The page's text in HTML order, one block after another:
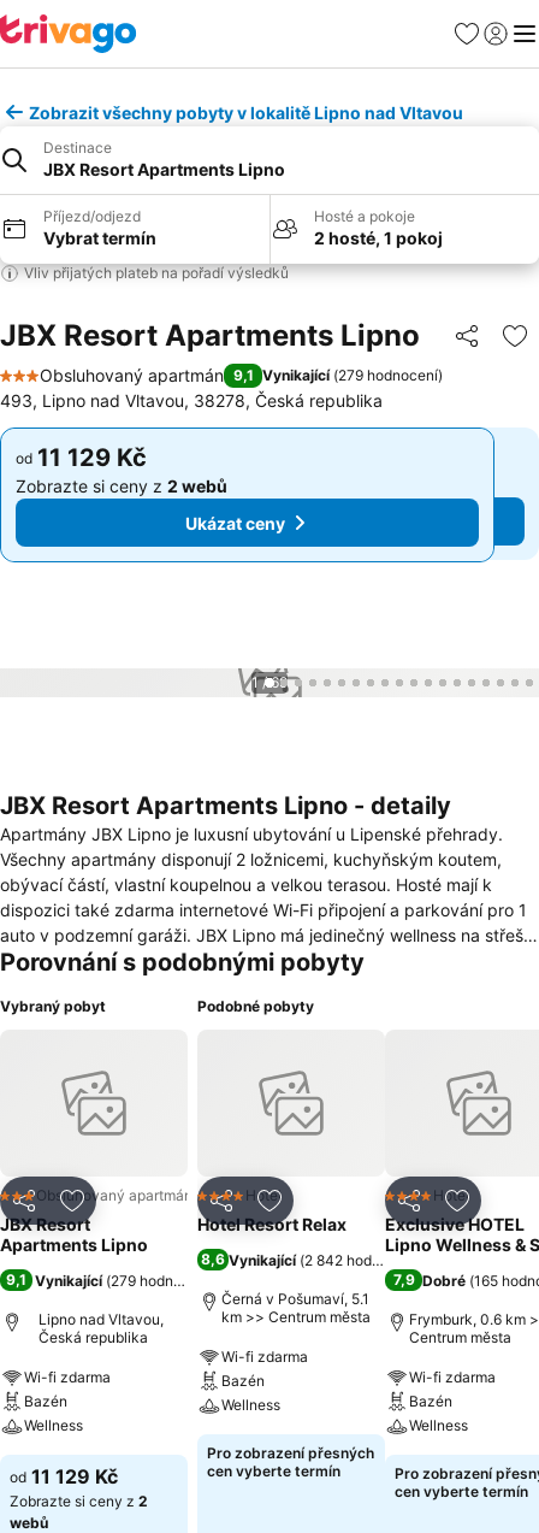
Oblíbené
Zobrazit všechny pobyty v lokalitě Lipno nad Vltavou
Destinace
JBX Resort Apartments Lipno
Příjezd/odjezd
Vybrat termín
Hosté a pokoje
2 hosté, 1 pokoj
Vliv přijatých plateb na pořadí výsledků
JBX Resort Apartments Lipno Sdílet
3 Počet hvězdiček
Obsluhovaný apartmán 9,1 Vynikající (279 hodnocení)
493, Lipno nad Vltavou, 38278, Česká republika
od 11 129 Kč
Zobrazte si ceny z 2 webů
Ukázat ceny
od 11 129 Kč
Zobrazte si ceny z 2 webů
Ukázat ceny
1 / 69
JBX Resort Apartments Lipno - detaily
Apartmány JBX Lipno je luxusní ubytování u Lipenské přehrady.
Všechny apartmány disponují 2 ložnicemi, kuchyňským koutem,
obývací částí, vlastní koupelnou a velkou terasou. Hosté mají k
dispozici také zdarma internetové Wi-Fi připojení a parkování pro 1
auto v podzemní garáži. JBX Lipno má jedinečný wellness na střeše
budovy. K dispozici je za poplatek sauna, whirlpool, vířivý bazén a
i partu přátel. Jistě si vyberete z nepřeberného množství aktivit -
velké spousty kulturních zážitků v okolí.
Porovnání s podobnými pobyty
Vybraný pobyt
Sdílet Přidat na seznam oblíbených hotelů
3 Počet hvězdiček
Obsluhovaný apartmán
JBX Resort
Apartments Lipno
9,1 Vynikající (279 hodnocení
Lipno nad Vltavou,
Česká republika
Wi-fi zdarma
Bazén
Wellness
od 11 129 Kč
Zobrazte si ceny z 2
webů
Podobné pobyty
Sdílet Přidat na seznam oblíbených
4 Počet hvězdiček
Hotel
Hotel Resort Relax
8,6 Vynikající (2 842 hodnocení
Černá v Pošumaví, 5.1
km >> Centrum města
Wi-fi zdarma
Bazén
Wellness
Pro zobrazení přesných
cen vyberte termín
Sdílet Přidat
4 Počet hvězdiček
Hotel
Exclusive HOTEL
Lipno Wellness &
7,9 Dobré (165
Frymburk, 0.6 km
Centrum města
Wi-fi zdarma
Bazén
Wellness
Pro zobrazení
cen vyberte termín